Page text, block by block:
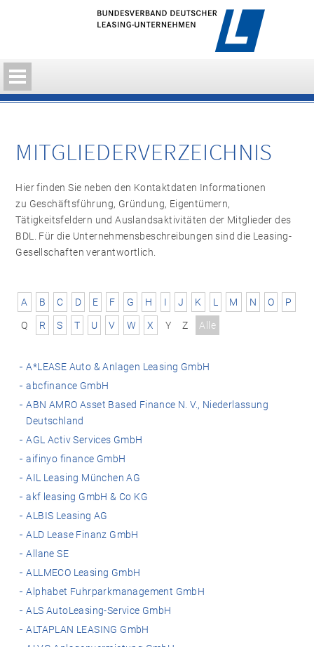
MITGLIEDERVERZEICHNIS
Hier finden Sie neben den Kontaktdaten Informationen
zu Geschäftsführung, Gründung, Eigentümern,
Tätigkeitsfeldern und Auslandsaktivitäten der Mitglieder des
BDL. Für die Unternehmensbeschreibungen sind die Leasing-
Gesellschaften verantwortlich.
A B C D E F G H I J K L M N O P
Q R S T U V W X Y Z Alle
A*LEASE Auto & Anlagen Leasing GmbH
abcfinance GmbH
ABN AMRO Asset Based Finance N. V., Niederlassung
Deutschland
AGL Activ Services GmbH
aifinyo finance GmbH
AIL Leasing München AG
akf leasing GmbH & Co KG
ALBIS Leasing AG
ALD Lease Finanz GmbH
Allane SE
ALLMECO Leasing GmbH
Alphabet Fuhrparkmanagement GmbH
ALS AutoLeasing-Service GmbH
ALTAPLAN LEASING GmbH